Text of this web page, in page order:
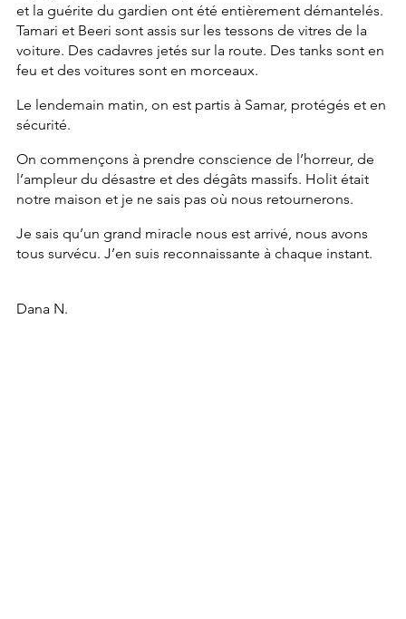
et la guérite du gardien ont été entièrement démantelés.
Tamari et Beeri sont assis sur les tessons de vitres de la
voiture. Des cadavres jetés sur la route. Des tanks sont en
feu et des voitures sont en morceaux.
Le lendemain matin, on est partis à Samar, protégés et en
sécurité.
On commençons à prendre conscience de l’horreur, de
l’ampleur du désastre et des dégâts massifs. Holit était
notre maison et je ne sais pas où nous retournerons.
Je sais qu’un grand miracle nous est arrivé, nous avons
tous survécu. J’en suis reconnaissante à chaque instant.
Dana N.